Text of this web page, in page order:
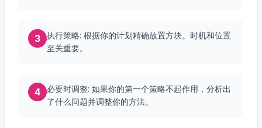
3
执行策略: 根据你的计划精确放置方块。时机和位置
至关重要。
4
必要时调整: 如果你的第一个策略不起作用，分析出
了什么问题并调整你的方法。